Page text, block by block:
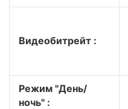
Видеобитрейт :
Режим "День/
ночь" :